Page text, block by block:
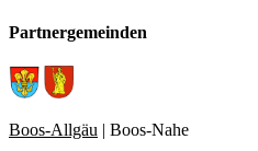
Partnergemeinden
Boos-Allgäu | Boos-Nahe